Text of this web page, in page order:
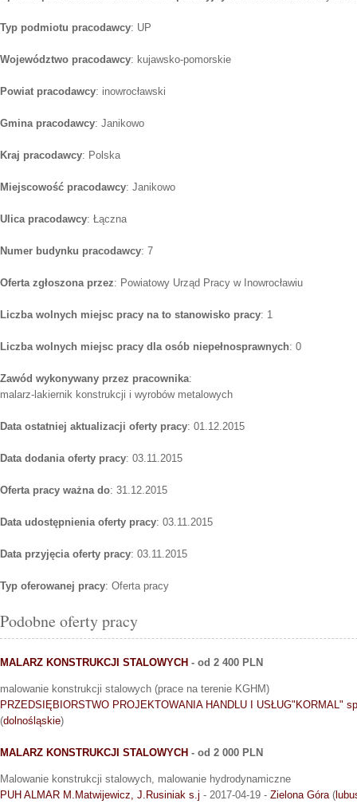
Typ podmiotu pracodawcy: UP
Województwo pracodawcy: kujawsko-pomorskie
Powiat pracodawcy: inowrocławski
Gmina pracodawcy: Janikowo
Kraj pracodawcy: Polska
Miejscowość pracodawcy: Janikowo
Ulica pracodawcy: Łączna
Numer budynku pracodawcy: 7
Oferta zgłoszona przez: Powiatowy Urząd Pracy w Inowrocławiu
Liczba wolnych miejsc pracy na to stanowisko pracy: 1
Liczba wolnych miejsc pracy dla osób niepełnosprawnych: 0
Zawód wykonywany przez pracownika:
malarz-lakiernik konstrukcji i wyrobów metalowych
Data ostatniej aktualizacji oferty pracy: 01.12.2015
Data dodania oferty pracy: 03.11.2015
Oferta pracy ważna do: 31.12.2015
Data udostępnienia oferty pracy: 03.11.2015
Data przyjęcia oferty pracy: 03.11.2015
Typ oferowanej pracy: Oferta pracy
Podobne oferty pracy
MALARZ KONSTRUKCJI STALOWYCH - od 2 400 PLN
malowanie konstrukcji stalowych (prace na terenie KGHM)
PRZEDSIĘBIORSTWO PROJEKTOWANIA HANDLU I USŁUG"KORMAL"
(dolnośląskie)
MALARZ KONSTRUKCJI STALOWYCH - od 2 000 PLN
Malowanie konstrukcji stalowych, malowanie hydrodynamiczne
PUH ALMAR M.Matwijewicz, J.Rusiniak s.j - 2017-04-19 - Zielona Góra (